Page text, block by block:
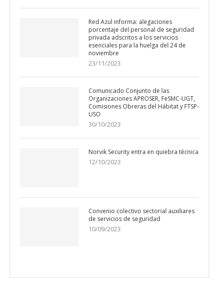
Red Azul informa: alegaciones
porcentaje del personal de seguridad
privada adscritos a los servicios
esenciales para la huelga del 24 de
noviembre
23/11/2023
Comunicado Conjunto de las
Organizaciones APROSER, FeSMC-UGT,
Comisiones Obreras del Hábitat y FTSP-
USO
30/10/2023
Norvik Security entra en quiebra técnica
12/10/2023
Convenio colectivo sectorial auxiliares
de servicios de seguridad
10/09/2023